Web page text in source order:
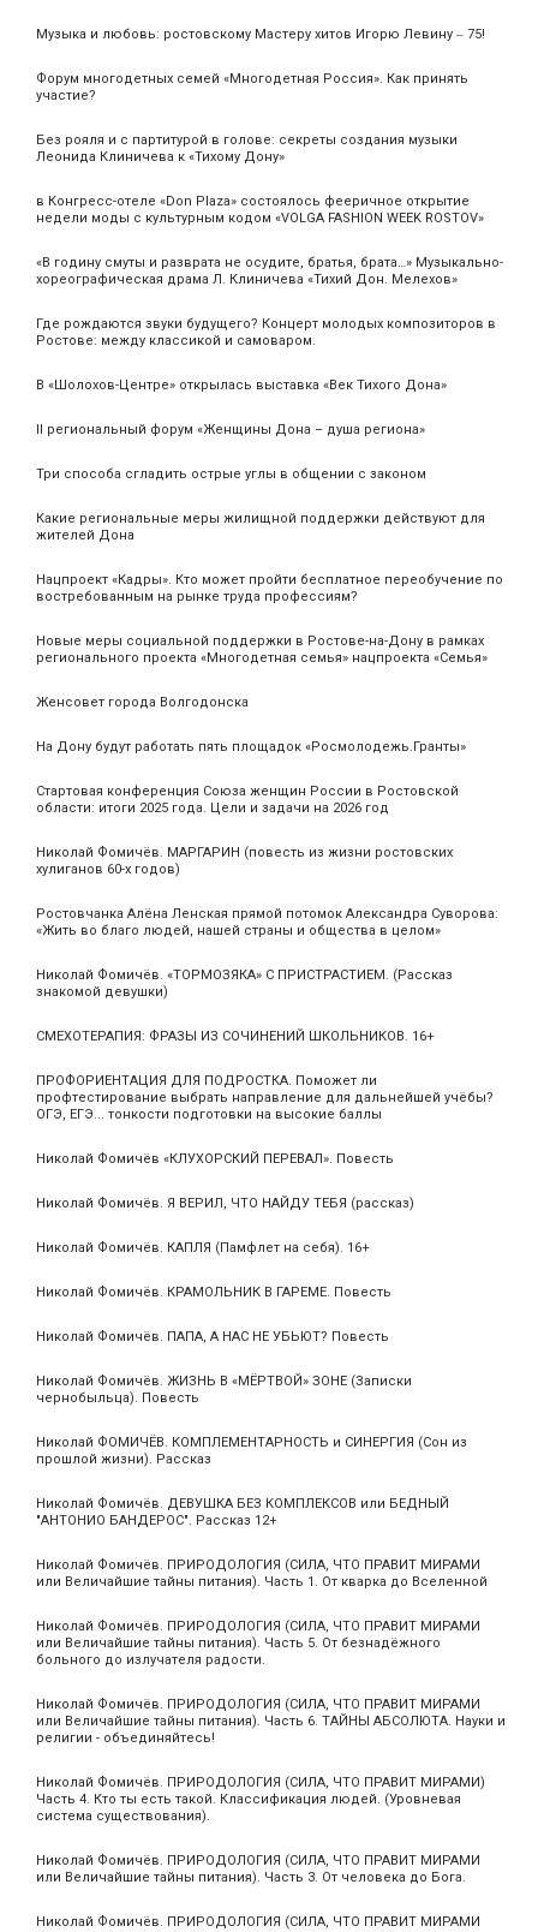
Музыка и любовь: ростовскому Мастеру хитов Игорю Левину ‒ 75!
Форум многодетных семей «Многодетная Россия». Как принять
участие?
Без рояля и с партитурой в голове: секреты создания музыки
Леонида Клиничева к «Тихому Дону»
в Конгресс-отеле «Don Plaza» состоялось фееричное открытие
недели моды с культурным кодом «VOLGA FASHION WEEK ROSTOV»
«В годину смуты и разврата не осудите, братья, брата…» Музыкально-
хореографическая драма Л. Клиничева «Тихий Дон. Мелехов»
Где рождаются звуки будущего? Концерт молодых композиторов в
Ростове: между классикой и самоваром.
В «Шолохов-Центре» открылась выставка «Век Тихого Дона»
II региональный форум «Женщины Дона – душа региона»
Три способа сгладить острые углы в общении с законом
Какие региональные меры жилищной поддержки действуют для
жителей Дона
Нацпроект «Кадры». Кто может пройти бесплатное переобучение по
востребованным на рынке труда профессиям?
Новые меры социальной поддержки в Ростове-на-Дону в рамках
регионального проекта «Многодетная семья» нацпроекта «Семья»
Женсовет города Волгодонска
На Дону будут работать пять площадок «Росмолодежь.Гранты»
Стартовая конференция Союза женщин России в Ростовской
области: итоги 2025 года. Цели и задачи на 2026 год
Николай Фомичёв. МАРГАРИН (повесть из жизни ростовских
хулиганов 60-х годов)
Ростовчанка Алёна Ленская прямой потомок Александра Суворова:
«Жить во благо людей, нашей страны и общества в целом»
Николай Фомичёв. «ТОРМОЗЯКА» С ПРИСТРАСТИЕМ. (Рассказ
знакомой девушки)
СМЕХОТЕРАПИЯ: ФРАЗЫ ИЗ СОЧИНЕНИЙ ШКОЛЬНИКОВ. 16+
ПРОФОРИЕНТАЦИЯ ДЛЯ ПОДРОСТКА. Поможет ли
профтестирование выбрать направление для дальнейшей учёбы?
ОГЭ, ЕГЭ... тонкости подготовки на высокие баллы
Николай Фомичёв «КЛУХОРСКИЙ ПЕРЕВАЛ». Повесть
Николай Фомичёв. Я ВЕРИЛ, ЧТО НАЙДУ ТЕБЯ (рассказ)
Николай Фомичёв. КАПЛЯ (Памфлет на себя). 16+
Николай Фомичёв. КРАМОЛЬНИК В ГАРЕМЕ. Повесть
Николай Фомичёв. ПАПА, А НАС НЕ УБЬЮТ? Повесть
Николай Фомичёв. ЖИЗНЬ В «МЁРТВОЙ» ЗОНЕ (Записки
чернобыльца). Повесть
Николай ФОМИЧЁВ. КОМПЛЕМЕНТАРНОСТЬ и СИНЕРГИЯ (Сон из
прошлой жизни). Рассказ
Николай Фомичёв. ДЕВУШКА БЕЗ КОМПЛЕКСОВ или БЕДНЫЙ
"АНТОНИО БАНДЕРОС". Рассказ 12+
Николай Фомичёв. ПРИРОДОЛОГИЯ (СИЛА, ЧТО ПРАВИТ МИРАМИ
или Величайшие тайны питания). Часть 1. От кварка до Вселенной
Николай Фомичёв. ПРИРОДОЛОГИЯ (СИЛА, ЧТО ПРАВИТ МИРАМИ
или Величайшие тайны питания). Часть 5. От безнадёжного
больного до излучателя радости.
Николай Фомичёв. ПРИРОДОЛОГИЯ (СИЛА, ЧТО ПРАВИТ МИРАМИ
или Величайшие тайны питания). Часть 6. ТАЙНЫ АБСОЛЮТА. Науки и
религии - объединяйтесь!
Николай Фомичёв. ПРИРОДОЛОГИЯ (СИЛА, ЧТО ПРАВИТ МИРАМИ)
Часть 4. Кто ты есть такой. Классификация людей. (Уровневая
система существования).
Николай Фомичёв. ПРИРОДОЛОГИЯ (СИЛА, ЧТО ПРАВИТ МИРАМИ
или Величайшие тайны питания). Часть 3. От человека до Бога.
Николай Фомичёв. ПРИРОДОЛОГИЯ (СИЛА, ЧТО ПРАВИТ МИРАМИ